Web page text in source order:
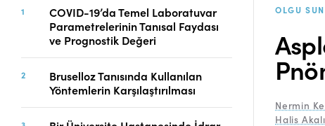
Amaç ve Kapsam
Açık Erişim İlkesi
Yayın Kurulu
Editoryal Süreç
Danışmanlık Süreci
Yazarlara Bilgi
COVID-19’da Temel Laboratuvar
Parametrelerinin Tanısal Faydası
ve Prognostik Değeri
Bruselloz Tanısında Kullanılan
Yöntemlerin Karşılaştırılması
OLGU
Nermin
Halis